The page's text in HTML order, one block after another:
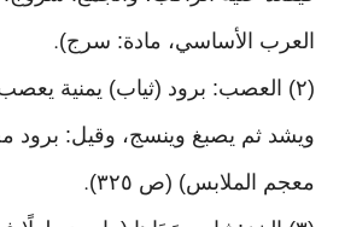
العرب الأساسي، مادة: سرج).
(٢) العصب: برود (ثياب) يمنية
ويشد ثم يصبغ وينسج، وقيل:
معجم الملابس) (ص ٣٢٥)
.